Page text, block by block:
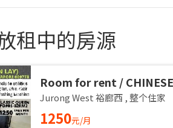
租中的房源
Room for rent /
JURONG WEST /
stay / Available
Jurong West 裕廊西 ,整个住家
1250元/月